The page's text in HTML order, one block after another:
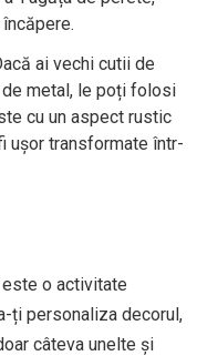
ai vechi cutii de
metal, le poți folosi
cu un aspect rustic
ușor transformate într-
o activitate
ți personaliza decorul,
câteva unelte și